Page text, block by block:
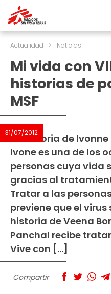
Actualidad > Noticias
Mi vida con
historias de
MSF
31/07/2012
La historia de
Ivone es una de los
personas cuya vida
gracias al
Tratar a las
previene que el virus
historia de Veena
Panchal recibe
Vive con […]
Compartir